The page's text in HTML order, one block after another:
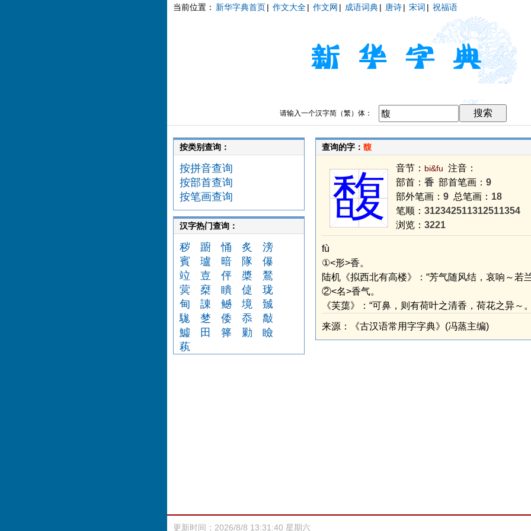
当前位置： 新华字典首页| 作文大全| 作文网 | 成语词典| 唐诗| 宋词 | 祝福语
请输入一个汉字简（繁）体：
按类别查询：
按拼音查询
按部首查询
按笔画查询
汉字热门查询：
秽 躕 悀 炙
滂
賓
瓐 暗 隊
儤
竝
壴 伻 槳
鶖
蓂
椉 瞶 偼
珑
甸
諌 鳡 境
臹
駹
椘 倭 忝
敽
鱋
田 箨 勦
瞼
萟
查询的字： 馥
馥 音节： bi&fu 注音：
部首： 香 部首笔画： 9
部外笔画： 9 总笔画： 18
笔顺： 312342511312511354
浏览： 3221
fù
①<形>香。
陆机《拟西北有高楼》：“芳气随风结，哀响～若
②<名>香气。
《芙蕖》：“可鼻，则有荷叶之清香，荷花之异～
来源：《古汉语常用字字典》(冯蒸主编)
更新时间：2026/8/8 13:31:40 星期六